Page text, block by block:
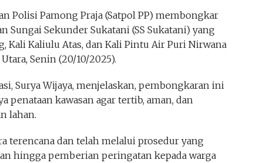
Polisi Pamong Praja (Satpol PP) membongkar
Sungai Sekunder Sukatani (SS Sukatani) yang
Kali Kaliulu Atas, dan Kali Pintu Air Puri Nirwana
Senin (20/10/2025).
Surya Wijaya, menjelaskan, pembongkaran ini
penataan kawasan agar tertib, aman, dan
lahan.
terencana dan telah melalui prosedur yang
hingga pemberian peringatan kepada warga